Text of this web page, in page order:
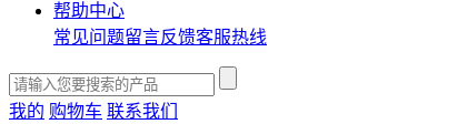
帮助中心
常见问题留言反馈客服热线
我的 购物车 联系我们